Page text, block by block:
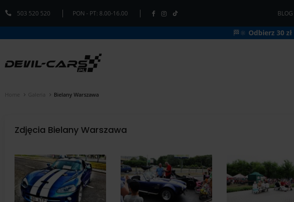
503 520 520 PON - PT: 8.00-16.00 BLOG
🏁🔆 Odbierz 30 zł
Home Galeria Bielany Warszawa
Zdjęcia Bielany Warszawa